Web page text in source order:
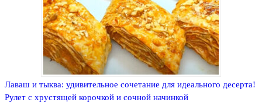
Лаваш и тыква: удивительное сочетание для идеального десерта!
Рулет с хрустящей корочкой и сочной начинкой